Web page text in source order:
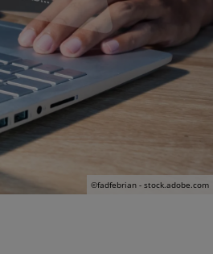
©fadfebrian - stock.adobe.com